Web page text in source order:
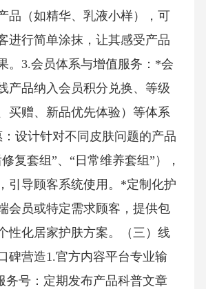
品（如精华、乳液小样），可
进行简单涂抹，让其感受产品
。3.会员体系与增值服务：*会
产品纳入会员积分兑换、等级
买赠、新品优先体验）等体系
设计针对不同皮肤问题的产品
复套组”、“日常维养套组”），
引导顾客系统使用。*定制化护
会员或特定需求顾客，提供包
性化居家护肤方案。（三）线
碑营造1.官方内容平台专业输
务号：定期发布产品科普文章